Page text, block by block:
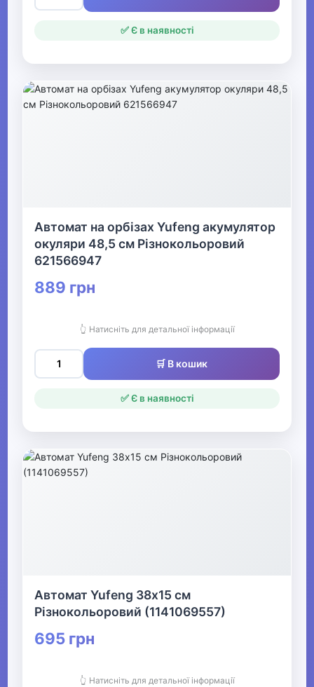
✅ Є в наявності
Автомат на орбізах Yufeng акумулятор
окуляри 48,5 см Різнокольоровий
621566947
889 грн
👆 Натисніть для детальної інформації
🛒 В кошик
✅ Є в наявності
Автомат Yufeng 38х15 см
Різнокольоровий (1141069557)
695 грн
👆 Натисніть для детальної інформації